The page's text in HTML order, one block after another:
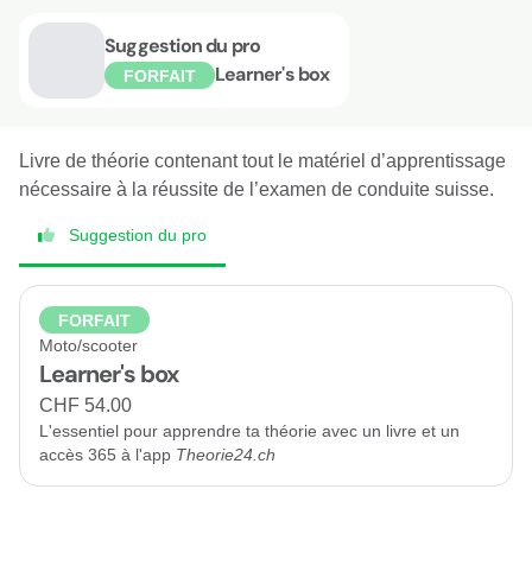
Suggestion du pro
FORFAIT Learner's box
Livre de théorie contenant tout le matériel d’apprentissage
nécessaire à la réussite de l’examen de conduite suisse.
Suggestion du pro
FORFAIT
Moto/scooter
Learner's box
CHF 54.00
L'essentiel pour apprendre ta théorie avec un livre et un
accès 365 à l'app Theorie24.ch